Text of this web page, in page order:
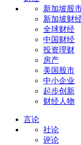
新加坡股
新加坡财
全球财经
中国财经
投资理财
房产
美国股市
中小企业
起步创新
财经人物
言论
社论
评论